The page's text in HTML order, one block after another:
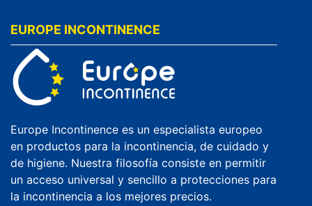
EUROPE INCONTINENCE
Europe Incontinence es un especialista europeo
en productos para la incontinencia, de cuidado y
de higiene. Nuestra filosofía consiste en permitir
un acceso universal y sencillo a protecciones para
la incontinencia a los mejores precios.